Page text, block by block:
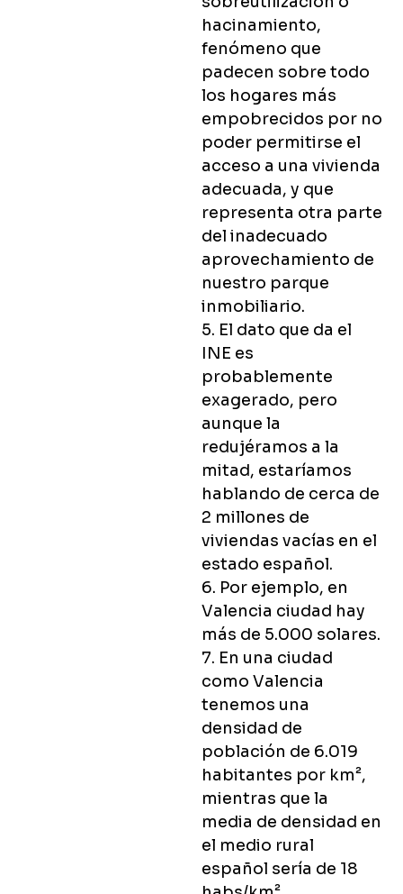
hacinamiento,
fenómeno que
padecen sobre todo
los hogares más
empobrecidos por no
poder permitirse el
acceso a una vivienda
adecuada, y que
representa otra parte
del inadecuado
aprovechamiento de
nuestro parque
inmobiliario.
5. El dato que da el
INE es
probablemente
exagerado, pero
aunque la
redujéramos a la
mitad, estaríamos
hablando de cerca de
2 millones de
viviendas vacías en el
estado español.
6. Por ejemplo, en
Valencia ciudad hay
más de 5.000 solares.
7. En una ciudad
como Valencia
tenemos una
densidad de
población de 6.019
habitantes por km²,
mientras que la
media de densidad en
el medio rural
español sería de 18